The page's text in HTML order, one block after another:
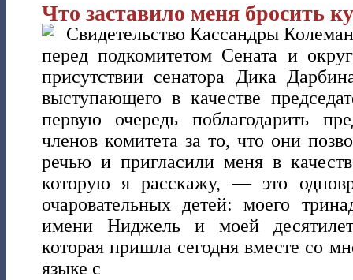
Что заставило меня бросить
Свидетельство Кассандры
перед подкомитетом Сената и
присутствии сенатора Дика
выступающего в качестве
первую очередь поблагодарить
членов комитета за то, что они
речью и пригласили меня в
которую я расскажу, — это
очаровательных детей: моего
имени Ниджель и моей
которая пришла сегодня вместе со
языке с